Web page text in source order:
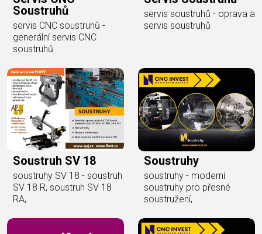
Soustruhů
servis CNC soustruhů -
generální servis CNC
soustruhů
servis soustruhů - oprava a
servis soustruhů
Soustruh SV 18
soustruhy SV 18 - soustruh
SV 18 R, soustruh SV 18
RA,
Soustruhy
soustruhy - moderní
soustruhy pro přesné
soustružení,